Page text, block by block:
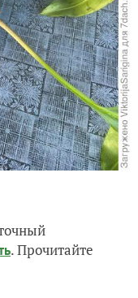
. Прочитайте